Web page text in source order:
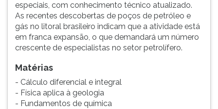
especiais, com conhecimento técnico atualizado.
As recentes descobertas de poços de petróleo e
gás no litoral brasileiro indicam que a atividade está
em franca expansão, o que demandará um número
crescente de especialistas no setor petrolífero.
Matérias
- Cálculo diferencial e integral
- Física aplica à geologia
- Fundamentos de química